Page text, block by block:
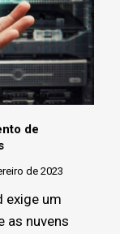
de
de 2023
exige um
as nuvens